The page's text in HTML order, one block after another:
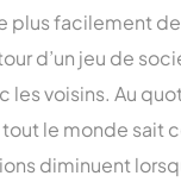
plus facilement
d’un jeu de
les voisins. Au
le monde sait
diminuent